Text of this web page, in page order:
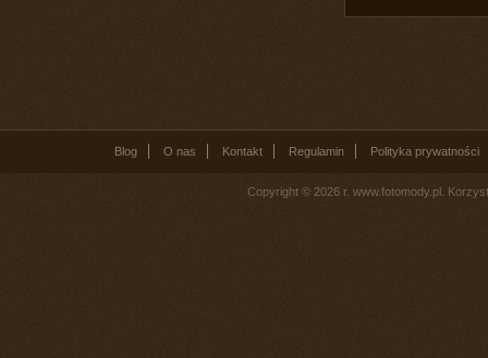
Blog O nas Kontakt Regulamin Polityka prywatności
Copyright © 2026 r. www.fotomody.pl.